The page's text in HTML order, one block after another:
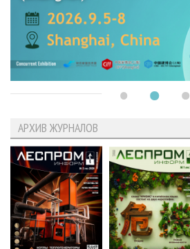
АРХИВ ЖУРНАЛОВ